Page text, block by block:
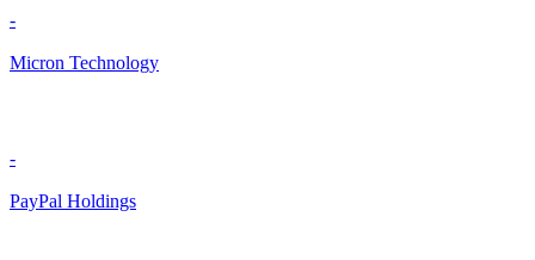
-
Micron Technology
-
PayPal Holdings